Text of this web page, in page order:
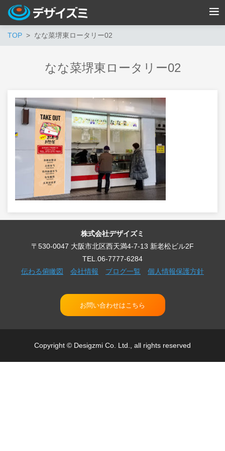
TOP なな菜堺東ロータリー02
なな菜堺東ロータリー02
株式会社デザイズミ
〒530-0047 大阪市北区西天満4-7-13 新老松ビル2F
TEL.06-7777-6284
伝わる俯瞰図
会社情報 ブログ一覧 個人情報保護方針
お問い合わせはこちら
Copyright © Desigzmi Co. Ltd., all rights reserved